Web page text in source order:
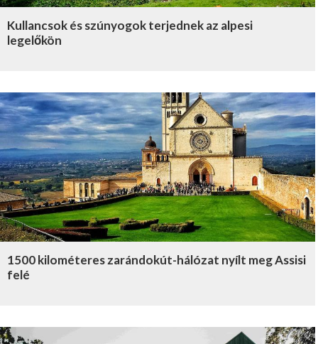
Kullancsok és szúnyogok terjednek az alpesi
legelőkön
1500 kilométeres zarándokút-hálózat nyílt meg Assisi
felé